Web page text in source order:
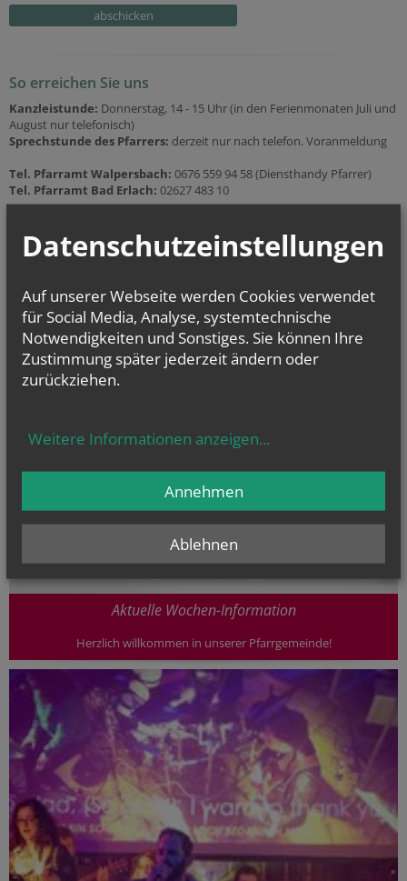
So erreichen Sie uns
Kanzleistunde: Donnerstag, 14 - 15 Uhr (in den Ferienmonaten Juli und
August nur telefonisch)
Sprechstunde des Pfarrers: derzeit nur nach telefon. Voranmeldung
Tel. Pfarramt Walpersbach: 0676 559 94 58 (Diensthandy Pfarrer)
Tel. Pfarramt Bad Erlach: 02627 483 10
Web: www.pfarre-walpersbach.at
Aktuelle Wochen-Information
Herzlich willkommen in unserer Pfarrgemeinde!
Datenschutzeinstellungen
Auf unserer Webseite werden Cookies verwendet
für Social Media, Analyse, systemtechnische
Notwendigkeiten und Sonstiges. Sie können Ihre
Zustimmung später jederzeit ändern oder
zurückziehen.
Weitere Informationen anzeigen...
Ablehnen
Annehmen